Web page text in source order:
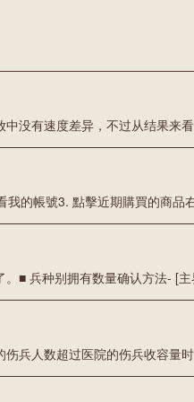
没有速度差异，不过从结果来看